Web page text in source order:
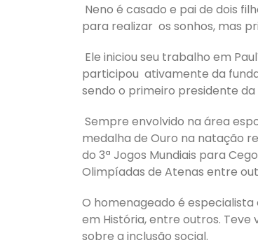
Neno é casado e pai de dois
para realizar os sonhos, mas
Ele iniciou seu trabalho em
participou ativamente da
sendo o primeiro presidente
Sempre envolvido na área
medalha de Ouro na natação
do 3ª Jogos Mundiais para
Olimpíadas de Atenas entre
O homenageado é
em História, entre outros.
sobre a inclusão social.